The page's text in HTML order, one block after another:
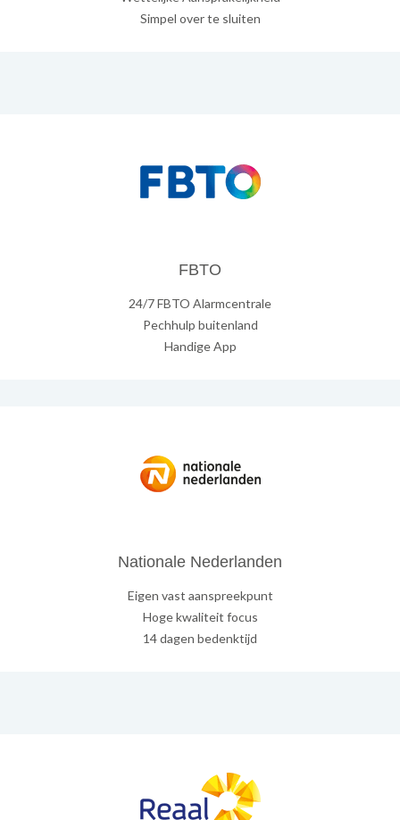
Simpel over te sluiten
FBTO
24/7 FBTO Alarmcentrale
Pechhulp buitenland
Handige App
Nationale Nederlanden
Eigen vast aanspreekpunt
Hoge kwaliteit focus
14 dagen bedenktijd